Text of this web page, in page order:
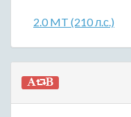
2.0 MT (210 л.с.)